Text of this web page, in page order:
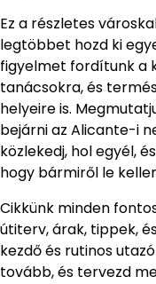
Ez a részletes
legtöbbet hozd ki
figyelmet fordítunk a
tanácsokra, és
helyeire is.
bejárni az Alicante-i
közlekedj, hol egyél,
hogy bármiről le
Cikkünk minden
útiterv, árak, tippek,
kezdő és rutinos
tovább, és tervezd